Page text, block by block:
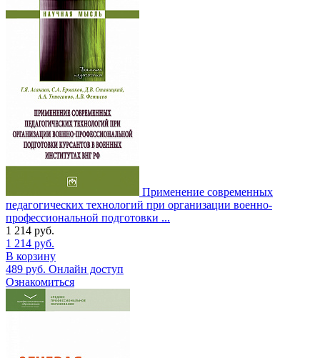
Применение современных
педагогических технологий при организации военно-
профессиональной подготовки ...
1 214 руб.
1 214 руб.
В корзину
489 руб. Онлайн доступ
Ознакомиться